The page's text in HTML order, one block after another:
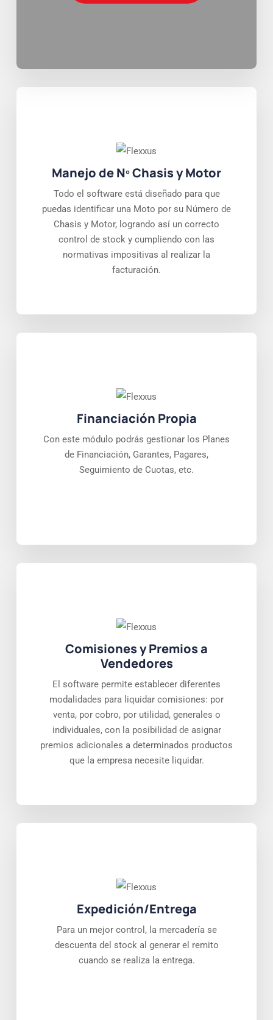
Manejo de Nº Chasis y Motor
Todo el software está diseñado para que
puedas identificar una Moto por su Número de
Chasis y Motor, logrando así un correcto
control de stock y cumpliendo con las
normativas impositivas al realizar la
facturación.
Financiación Propia
Con este módulo podrás gestionar los Planes
de Financiación, Garantes, Pagares,
Seguimiento de Cuotas, etc.
Comisiones y Premios a
Vendedores
El software permite establecer diferentes
modalidades para liquidar comisiones: por
venta, por cobro, por utilidad, generales o
individuales, con la posibilidad de asignar
premios adicionales a determinados productos
que la empresa necesite liquidar.
Expedición/Entrega
Para un mejor control, la mercadería se
descuenta del stock al generar el remito
cuando se realiza la entrega.